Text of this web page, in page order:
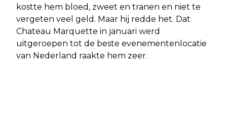
kostte hem bloed, zweet en tranen en niet te
vergeten veel geld. Maar hij redde het. Dat
Chateau Marquette in januari werd
uitgeroepen tot de beste evenementenlocatie
van Nederland raakte hem zeer.